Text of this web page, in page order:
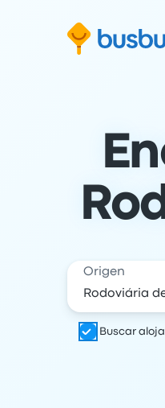
formulario de búsqueda
Ir al contenido
Ir al pie de página
Origen
Buscar